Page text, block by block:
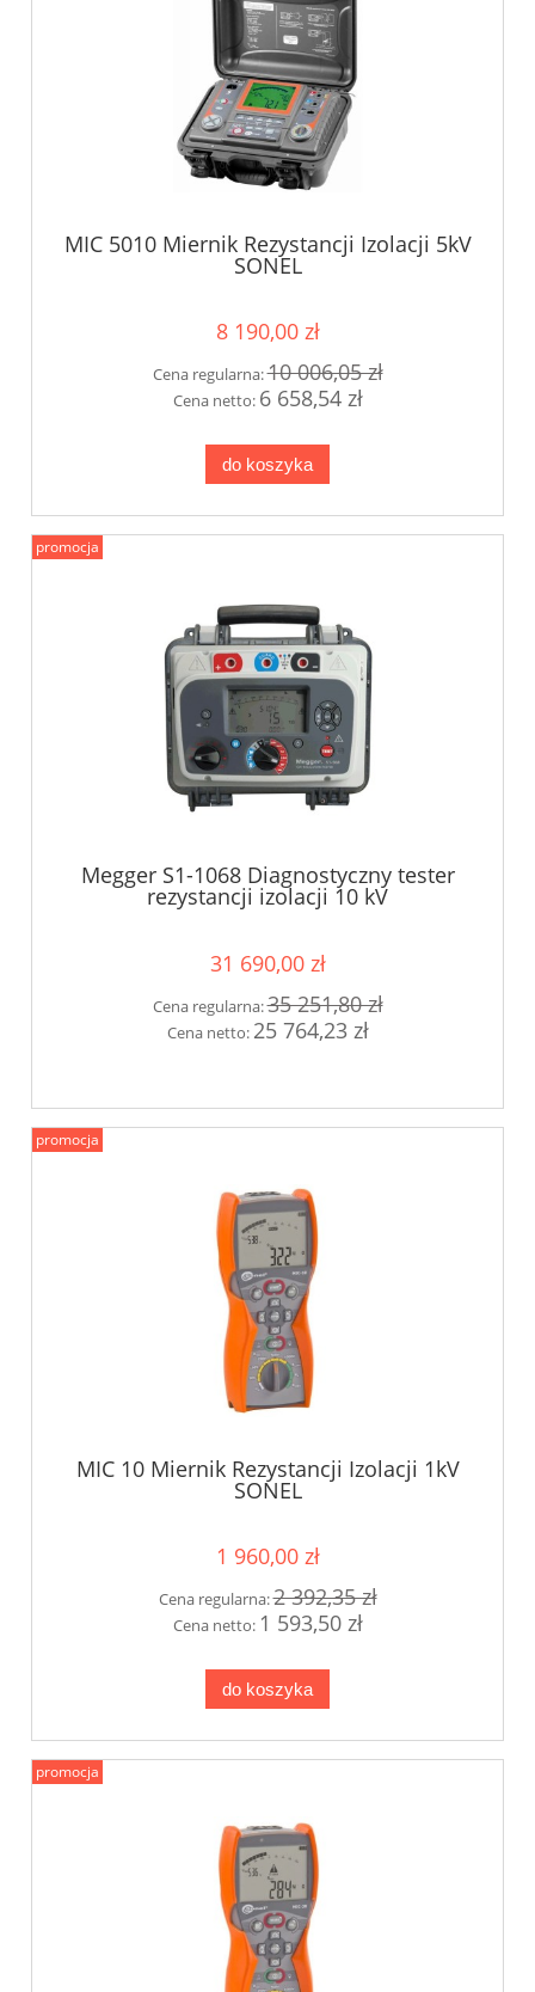
MIC 5010 Miernik Rezystancji Izolacji 5kV
SONEL
8 190,00 zł
Cena regularna:10 006,05 zł
Cena netto: 6 658,54 zł
do koszyka
Megger S1-1068 Diagnostyczny tester
rezystancji izolacji 10 kV
31 690,00 zł
Cena regularna:35 251,80 zł
Cena netto: 25 764,23 zł
promocja
MIC 10 Miernik Rezystancji Izolacji 1kV
SONEL
1 960,00 zł
Cena regularna:2 392,35 zł
Cena netto: 1 593,50 zł
do koszyka
promocja
promocja